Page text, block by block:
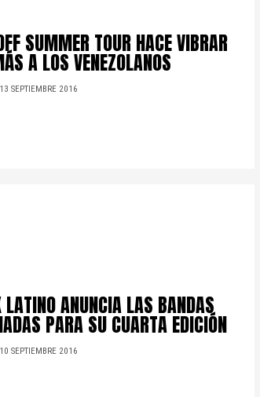
SUMMER TOUR HACE VIBRAR
A LOS VENEZOLANOS
13 SEPTIEMBRE 2016
LATINO ANUNCIA LAS BANDAS
PARA SU CUARTA EDICIÓN
10 SEPTIEMBRE 2016